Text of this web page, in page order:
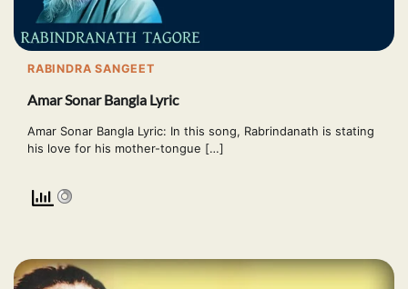
RABINDRA SANGEET
Amar Sonar Bangla Lyric
Amar Sonar Bangla Lyric: In this song, Rabrindanath is stating
his love for his mother-tongue […]